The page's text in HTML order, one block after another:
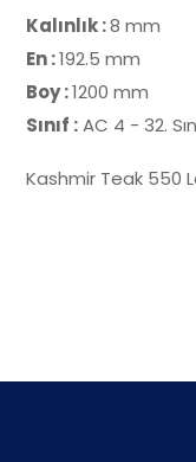
Kalınlık :8 mm
En :192.5 mm
Boy :1200 mm
Sınıf :AC 4 - 32.
Kashmir Teak 550